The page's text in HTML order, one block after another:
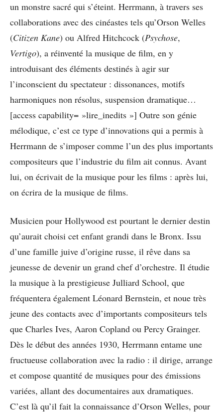
un monstre sacré qui s’éteint. Herrmann, à travers ses
collaborations avec des cinéastes tels qu’Orson Welles
(Citizen Kane) ou Alfred Hitchcock (Psychose,
Vertigo), a réinventé la musique de film, en y
introduisant des éléments destinés à agir sur
l’inconscient du spectateur : dissonances, motifs
harmoniques non résolus, suspension dramatique…
[access capability= »lire_inedits »] Outre son génie
mélodique, c’est ce type d’innovations qui a permis à
Herrmann de s’imposer comme l’un des plus importants
compositeurs que l’industrie du film ait connus. Avant
lui, on écrivait de la musique pour les films : après lui,
on écrira de la musique de films.
Musicien pour Hollywood est pourtant le dernier destin
qu’aurait choisi cet enfant grandi dans le Bronx. Issu
d’une famille juive d’origine russe, il rêve dans sa
jeunesse de devenir un grand chef d’orchestre. Il étudie
la musique à la prestigieuse Julliard School, que
fréquentera également Léonard Bernstein, et noue très
jeune des contacts avec d’importants compositeurs tels
que Charles Ives, Aaron Copland ou Percy Grainger.
Dès le début des années 1930, Herrmann entame une
fructueuse collaboration avec la radio : il dirige, arrange
et compose quantité de musiques pour des émissions
variées, allant des documentaires aux dramatiques.
C’est là qu’il fait la connaissance d’Orson Welles, pour